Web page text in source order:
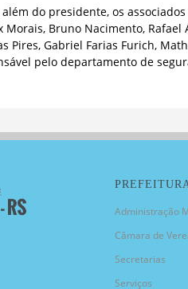
do presidente, os
Morais, Bruno Nacimento, Rafael
Pires, Gabriel Farias Furich,
pelo departamento de
Administração
Câmara de
Secretarias
Serviços